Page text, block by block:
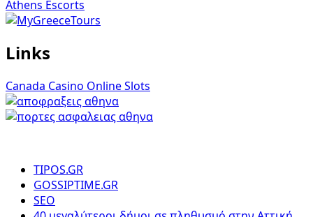
Athens Escorts
Links
Canada Casino Online Slots
TIPOS.GR
GOSSIPTIME.GR
SEO